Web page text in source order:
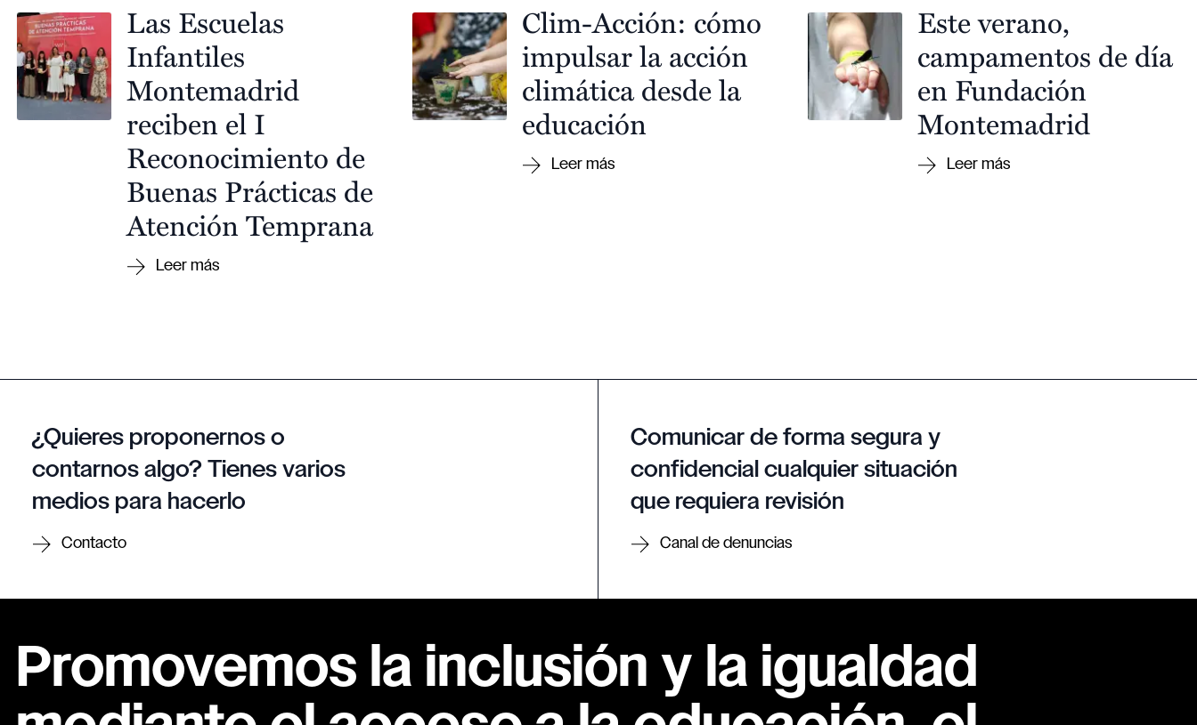
Las Escuelas
Infantiles
Montemadrid
reciben el I
Reconocimiento de
Buenas Prácticas de
Atención Temprana
Clim-Acción: cómo
impulsar la acción
climática desde la
educación
Este verano,
campamentos de día
en Fundación
Montemadrid
¿Quieres proponernos o
contarnos algo? Tienes varios
medios para hacerlo
Contacto
Comunicar de forma segura y
confidencial cualquier situación
que requiera revisión
Canal de denuncias
Promovemos la inclusión y la igualdad